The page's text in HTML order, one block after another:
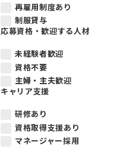
再雇用制度あり
制服貸与
応募資格・歓迎する人材
未経験者歓迎
資格不要
主婦・主夫歓迎
キャリア支援
研修あり
資格取得支援あり
マネージャー採用